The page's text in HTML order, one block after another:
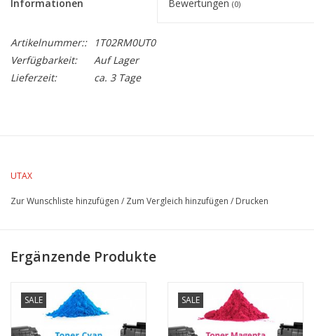
Informationen Bewertungen (0)
Artikelnummer::
1T02RM0UT0
Verfügbarkeit:
Auf Lager
Lieferzeit:
ca. 3 Tage
UTAX
Zur Wunschliste hinzufügen / Zum Vergleich hinzufügen / Drucken
Ergänzende Produkte
SALE SALE